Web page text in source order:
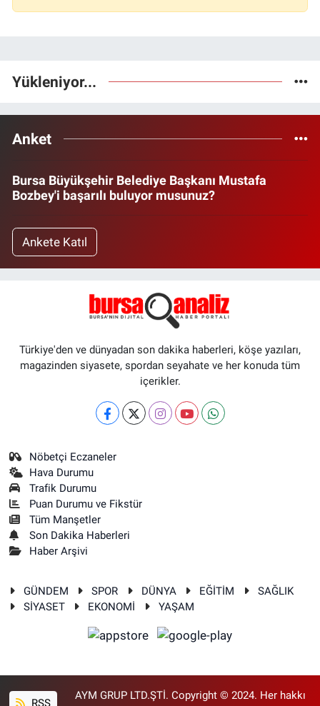
Yükleniyor...
Anket
Bursa Büyükşehir Belediye Başkanı Mustafa
Bozbey'i başarılı buluyor musunuz?
Ankete Katıl
Türkiye'den ve dünyadan son dakika haberleri, köşe yazıları,
magazinden siyasete, spordan seyahate ve her konuda tüm
içerikler.
Nöbetçi Eczaneler
Hava Durumu
Trafik Durumu
Puan Durumu ve Fikstür
Tüm Manşetler
Son Dakika Haberleri
Haber Arşivi
GÜNDEM SPOR DÜNYA EĞİTİM
SAĞLIK
SİYASET
EKONOMİ YAŞAM
RSS
AYM GRUP LTD.ŞTİ. Copyright © 2024. Her hakkı